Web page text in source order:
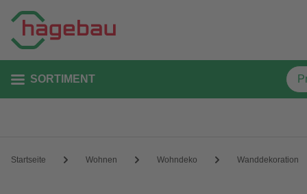
SORTIMENT
Startseite Wohnen Wohndeko Wanddekoration